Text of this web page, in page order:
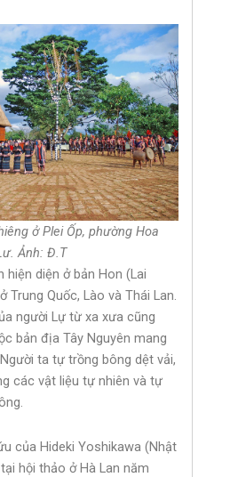
ở Plei Ốp, phường Hoa
Ảnh: Đ.T
hiện diện ở bản Hon (Lai
Trung Quốc, Lào và Thái Lan.
người Lự từ xa xưa cũng
bản địa Tây Nguyên mang
ta tự trồng bông dệt vải,
các vật liệu tự nhiên và tự
của Hideki Yoshikawa (Nhật
hội thảo ở Hà Lan năm